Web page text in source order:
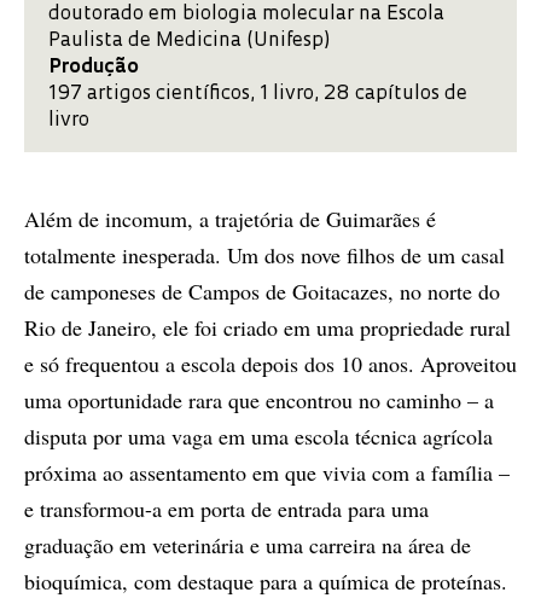
doutorado em biologia molecular na Escola
Paulista de Medicina (Unifesp)
Produção
197 artigos científicos, 1 livro, 28 capítulos de
livro
Além de incomum, a trajetória de Guimarães é
totalmente inesperada. Um dos nove filhos de um casal
de camponeses de Campos de Goitacazes, no norte do
Rio de Janeiro, ele foi criado em uma propriedade rural
e só frequentou a escola depois dos 10 anos. Aproveitou
uma oportunidade rara que encontrou no caminho – a
disputa por uma vaga em uma escola técnica agrícola
próxima ao assentamento em que vivia com a família –
e transformou-a em porta de entrada para uma
graduação em veterinária e uma carreira na área de
bioquímica, com destaque para a química de proteínas.